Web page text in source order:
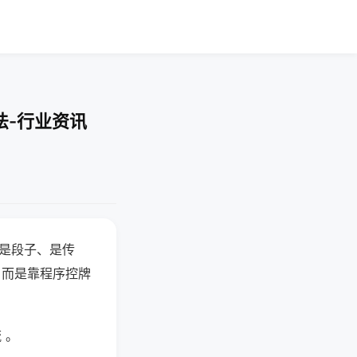
-行业资讯
段子、是传
是靠程序控牌